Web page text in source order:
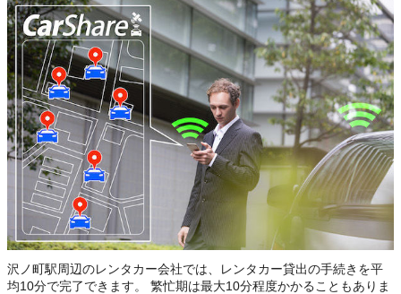
沢ノ町駅周辺のレンタカー会社では、レンタカー貸出の手続きを平
均10分で完了できます。 繁忙期は最大10分程度かかることもありま